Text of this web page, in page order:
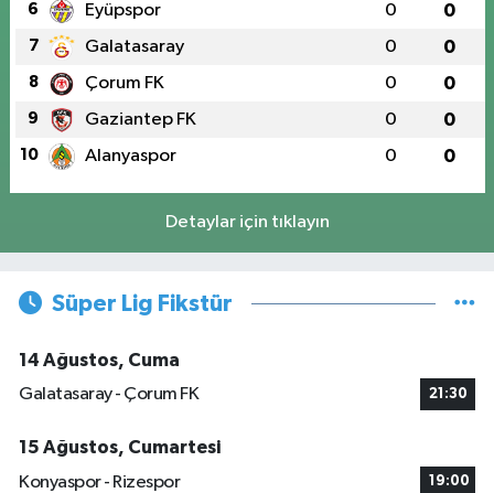
6 Eyüpspor 0 0
7 Galatasaray 0 0
8 Çorum FK 0 0
9 Gaziantep FK 0 0
10 Alanyaspor 0 0
Detaylar için tıklayın
Süper Lig Fikstür
14 Ağustos, Cuma
Galatasaray - Çorum FK
21:30
15 Ağustos, Cumartesi
Konyaspor - Rizespor
19:00